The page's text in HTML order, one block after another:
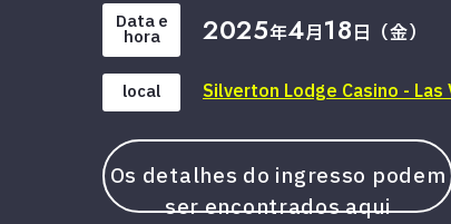
Data e
hora 2025年4月18日（金）
local Silverton Lodge Casino - Las
Os detalhes do ingresso podem
ser encontrados aqui